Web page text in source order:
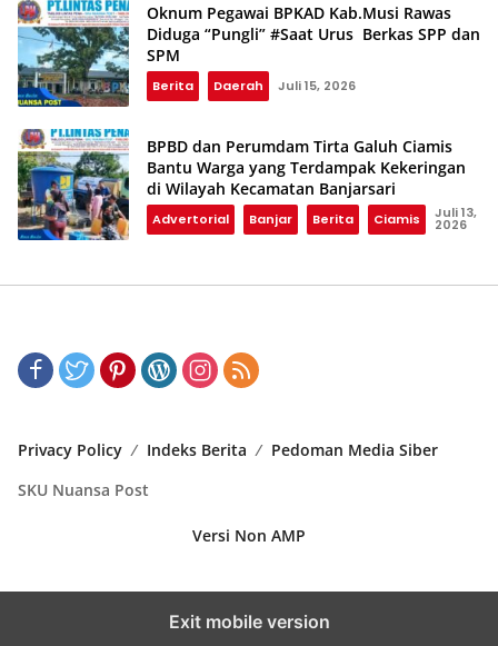
Oknum Pegawai BPKAD Kab.Musi Rawas
Diduga “Pungli” #Saat Urus Berkas SPP dan
SPM
Berita Daerah Juli 15, 2026
BPBD dan Perumdam Tirta Galuh Ciamis
Bantu Warga yang Terdampak Kekeringan
di Wilayah Kecamatan Banjarsari
Advertorial Banjar Berita Ciamis Juli 13,
2026
Privacy Policy Indeks Berita
Pedoman Media Siber
SKU Nuansa Post
Versi Non AMP
Exit mobile version